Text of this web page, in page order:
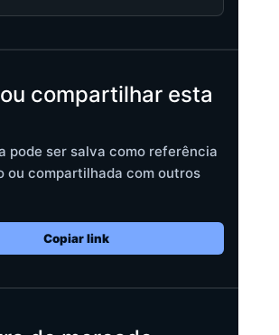
compartilhar esta
pode ser salva como referência
ou compartilhada com outros
Copiar link